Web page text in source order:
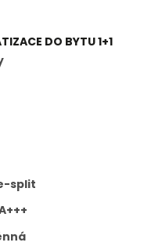
DO BYTU 1+1
split